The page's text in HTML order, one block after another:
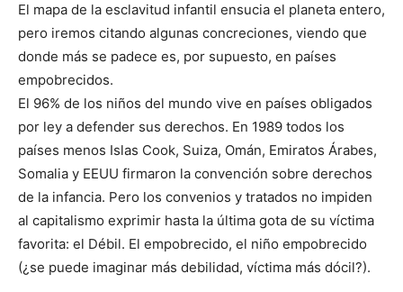
El mapa de la esclavitud infantil ensucia el planeta entero,
pero iremos citando algunas concreciones, viendo que
donde más se padece es, por supuesto, en países
empobrecidos.
El 96% de los niños del mundo vive en países obligados
por ley a defender sus derechos. En 1989 todos los
países menos Islas Cook, Suiza, Omán, Emiratos Árabes,
Somalia y EEUU firmaron la convención sobre derechos
de la infancia. Pero los convenios y tratados no impiden
al capitalismo exprimir hasta la última gota de su víctima
favorita: el Débil. El empobrecido, el niño empobrecido
(¿se puede imaginar más debilidad, víctima más dócil?).